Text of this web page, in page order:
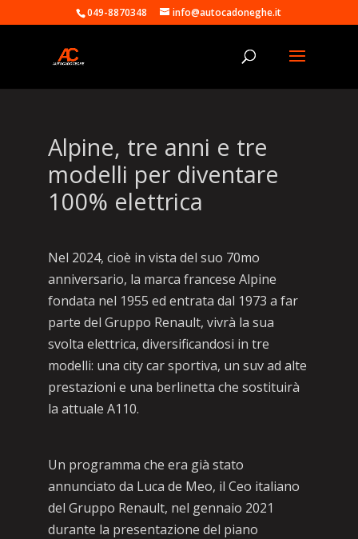
049-8870348 info@autocadoneghe.it
Alpine, tre anni e tre
modelli per diventare
100% elettrica
Nel 2024, cioè in vista del suo 70mo
anniversario, la marca francese Alpine
fondata nel 1955 ed entrata dal 1973 a far
parte del Gruppo Renault, vivrà la sua
svolta elettrica, diversificandosi in tre
modelli: una city car sportiva, un suv ad alte
prestazioni e una berlinetta che sostituirà
la attuale A110.
Un programma che era già stato
annunciato da Luca de Meo, il Ceo italiano
del Gruppo Renault, nel gennaio 2021
durante la presentazione del piano